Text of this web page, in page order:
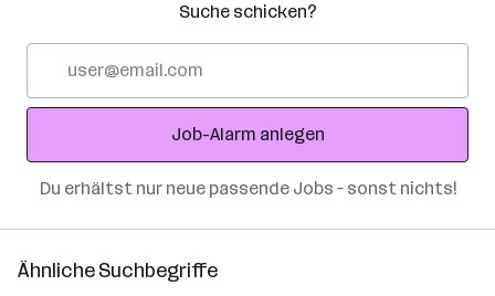
Suche schicken?
Adresse
Job-Alarm anlegen
Du erhältst nur neue passende Jobs – sonst nichts!
Ähnliche Suchbegriffe